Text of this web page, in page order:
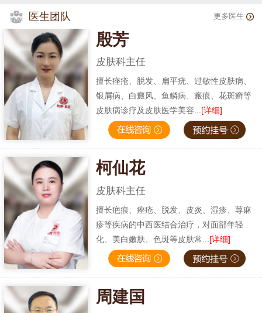
医生团队 更多医生
殷芳
皮肤科主任
擅长痤疮、脱发、扁平疣、过敏性皮肤病、
银屑病、白癜风、鱼鳞病、瘢痕、花斑癣等
皮肤病诊疗及皮肤医学美容... [详细]
柯仙花
皮肤科主任
擅长疤痕、痤疮、脱发、皮炎、湿疹、荨麻
疹等疾病的中西医结合治疗，对面部年轻
化、美白嫩肤、色斑等皮肤常... [详细]
周建国